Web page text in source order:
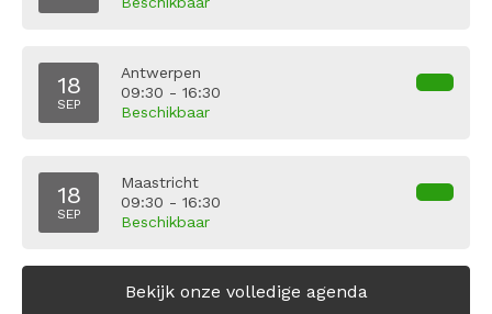
18
SEP
Antwerpen
09:30 - 16:30
Beschikbaar
18
SEP
Maastricht
09:30 - 16:30
Beschikbaar
Bekijk onze volledige agenda